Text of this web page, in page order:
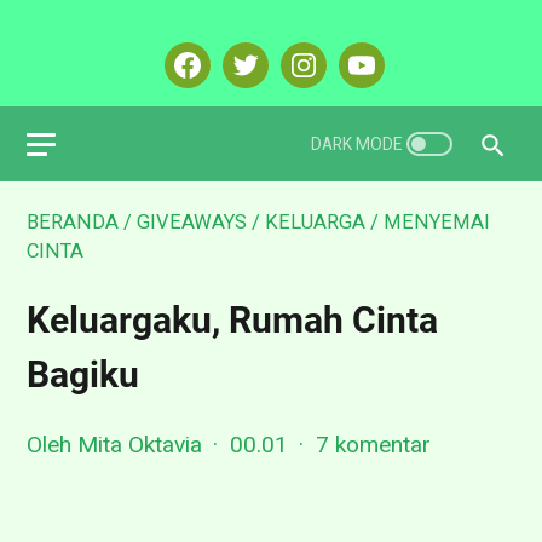
BERANDA / GIVEAWAYS / KELUARGA / MENYEMAI
CINTA
Keluargaku, Rumah Cinta
Bagiku
Oleh Mita Oktavia 00.01 7 komentar